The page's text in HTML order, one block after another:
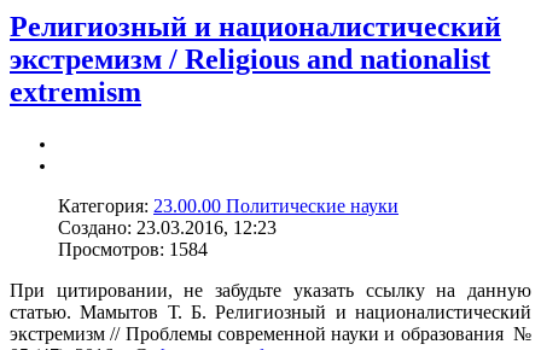
Религиозный и националистический
экстремизм / Religious and nationalist
extremism
Категория: 23.00.00 Политические науки
Создано: 23.03.2016, 12:23
Просмотров: 1584
При цитировании, не забудьте указать ссылку на данную
статью. Мамытов Т. Б. Религиозный и националистический
экстремизм // Проблемы современной науки и образования №